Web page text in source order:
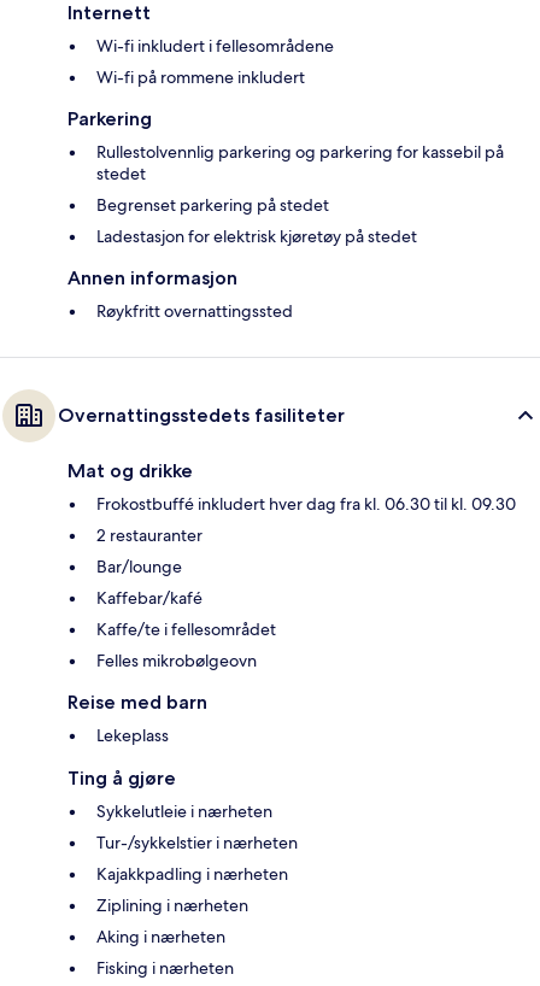
Internett
Wi-fi inkludert i fellesområdene
Wi-fi på rommene inkludert
Parkering
Rullestolvennlig parkering og parkering for kassebil på
stedet
Begrenset parkering på stedet
Ladestasjon for elektrisk kjøretøy på stedet
Annen informasjon
Røykfritt overnattingssted
Overnattingsstedets fasiliteter
Mat og drikke
Frokostbuffé inkludert hver dag fra kl. 06.30 til kl. 09.30
2 restauranter
Bar/lounge
Kaffebar/kafé
Kaffe/te i fellesområdet
Felles mikrobølgeovn
Reise med barn
Lekeplass
Ting å gjøre
Sykkelutleie i nærheten
Tur-/sykkelstier i nærheten
Kajakkpadling i nærheten
Ziplining i nærheten
Aking i nærheten
Fisking i nærheten